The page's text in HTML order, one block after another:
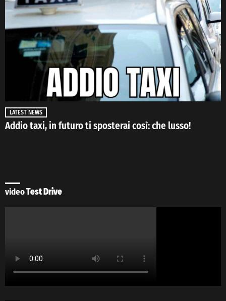
LATEST NEWS
Addio taxi, in futuro ti sposterai così: che lusso!
videoTest Drive